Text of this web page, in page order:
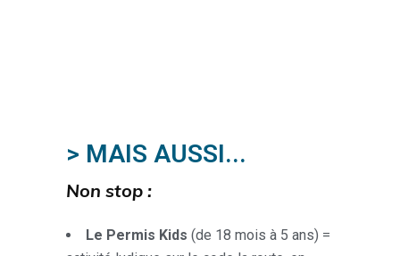
> MAIS AUSSI...
Non stop :
Le Permis Kids (de 18 mois à 5 ans) =